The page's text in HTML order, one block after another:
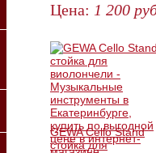
Цена: 1 200
GEWA Cello Stand
стойка для